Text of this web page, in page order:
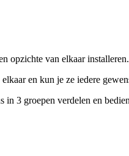
opzichte van elkaar installeren.
elkaar en kun je ze iedere
in 3 groepen verdelen en